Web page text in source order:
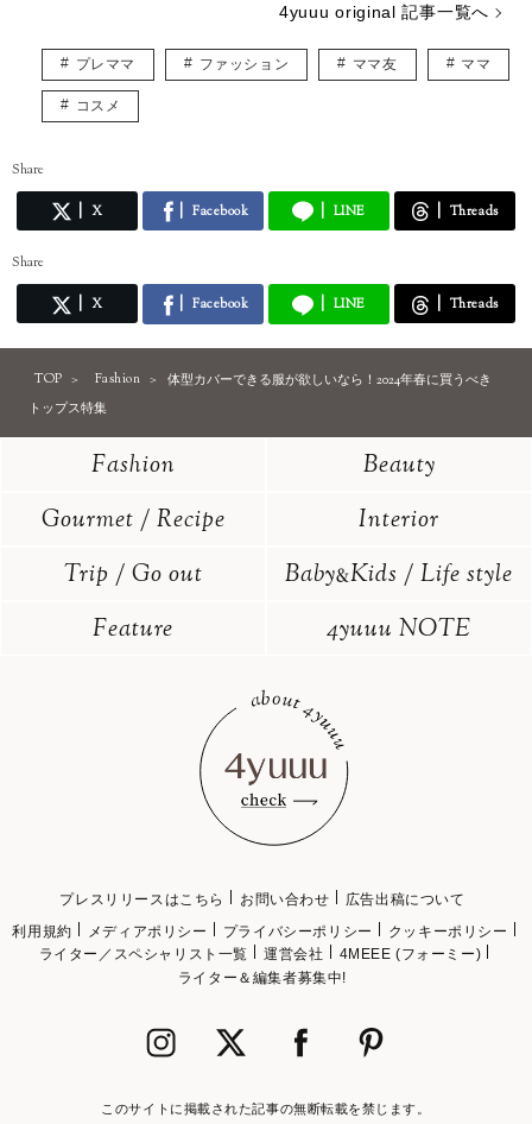
4yuuu original 記事一覧へ
プレママ ファッション ママ友 ママ
コスメ
Share
X Facebook LINE Threads
Share
X Facebook LINE Threads
TOP Fashion
体型カバーできる服が欲しいなら！2024年春に買うべき
トップス特集
Fashion
Beauty
Gourmet / Recipe
Interior
Trip / Go out
Baby&Kids / Life style
Feature
4yuuu NOTE
プレスリリースはこちら お問い合わせ
広告出稿について
利用規約
メディアポリシー プライバシーポリシー
クッキーポリシー
ライター／スペシャリスト一覧
運営会社
4MEEE (フォーミー)
ライター＆編集者募集中!
このサイトに掲載された記事の無断転載を禁じます。